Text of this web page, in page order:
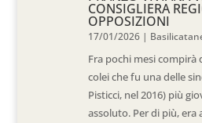
CONSIGLIERA
OPPOSIZIONI
17/01/2026 |
Fra pochi mesi compirà
colei che fu una delle
Pisticci, nel 2016) più
assoluto. Per di più, era